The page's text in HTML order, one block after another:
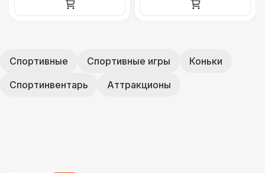
Спортивные Спортивные игры
Коньки
Спортинвентарь
Аттракционы